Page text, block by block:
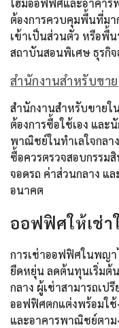
โฮมออฟฟิศและอาคา
ต้องการควบคุมพื้นที่ม
เข้าเป็นส่วนตัว หรือพื้
สถาบันสอนพิเศษ ธุรกิ
สำนักงานสำหรับขาย
สำนักงานสำหรับขายใ
ต้องการซื้อใช้เอง และ
พาณิชย์ในทำเลใจกลา
ซื้อควรตรวจสอบกรรม
จอดรถ ค่าส่วนกลาง แ
อนาคต
ออฟฟิศให้เช่
การเช่าออฟฟิศในพญา
ยืดหยุ่น ลดต้นทุนเริ่มต้
กลาง ผู้เช่าสามารถเป
ออฟฟิศตกแต่งพร้อมใช้
และอาคารพาณิชย์ตา